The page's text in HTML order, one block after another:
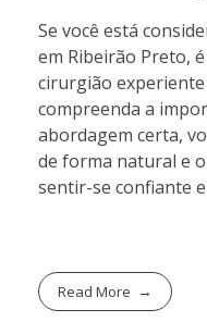
Se você está
em Ribeirão Preto,
cirurgião
compreenda a
abordagem certa,
de forma natural e
sentir-se confiante
Read More